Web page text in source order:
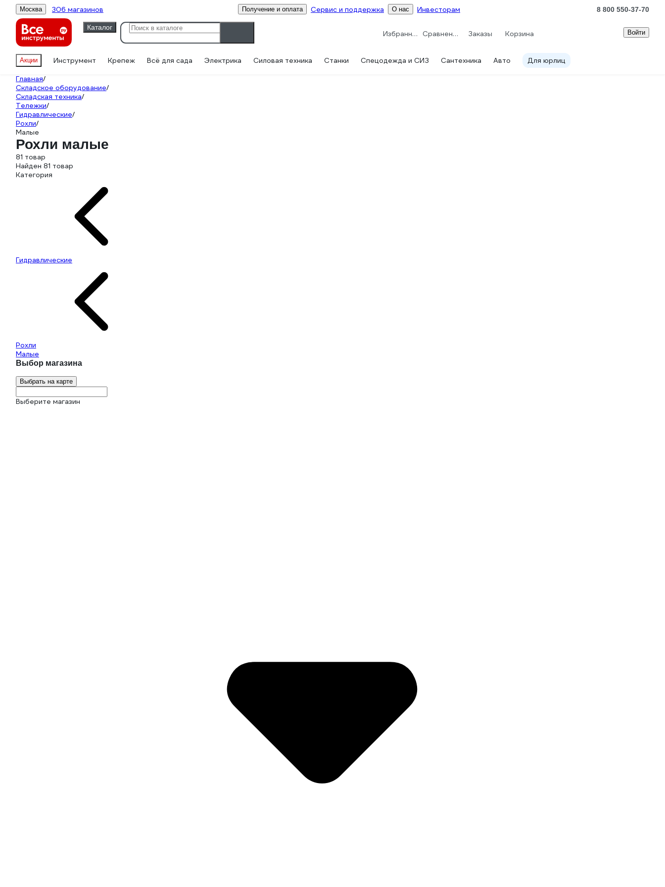
Москва 306 магазинов Получение и оплата Сервис и поддержка О нас Инвесторам 8 800 550-37-70
Каталог
Избранное Сравнение Заказы Корзина Войти
Акции Инструмент Крепеж Всё для сада Электрика Силовая техника Станки Спецодежда и СИЗ Сантехника Авто Для юрлиц
Главная/
Складское оборудование/
Складская техника/
Тележки/
Гидравлические/
Рохли/
Малые
Рохли малые
81 товар
Найден 81 товар
Категория
Гидравлические
Рохли
Малые
Выбор магазина
Выбрать на карте
Выберите магазин